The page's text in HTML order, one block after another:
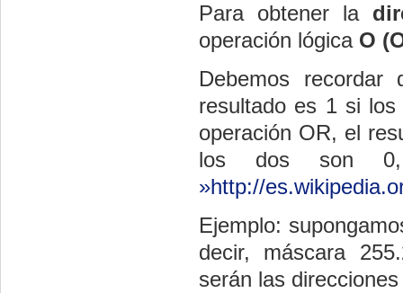
Para obtener la
operación lógica O
Debemos
resultado es 1 si
operación OR, el
los dos son 0,
»http://
Ejemplo:
decir, máscara
serán las